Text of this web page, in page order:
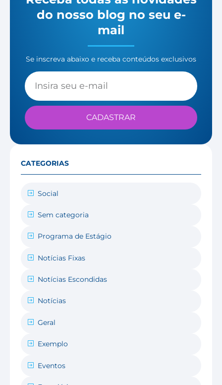
do nosso blog no seu e-
mail
Se inscreva abaixo e receba conteúdos exclusivos
CADASTRAR
CATEGORIAS
Social
Sem categoria
Programa de Estágio
Notícias Fixas
Notícias Escondidas
Notícias
Geral
Exemplo
Eventos